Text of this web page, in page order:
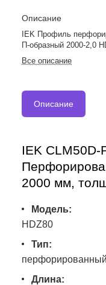
Описание
IEK Профиль
П-образный 2000-2,0
Все описание
Описание
IEK
2000 мм,
Модель:
HDZ80
Тип:
Длина: